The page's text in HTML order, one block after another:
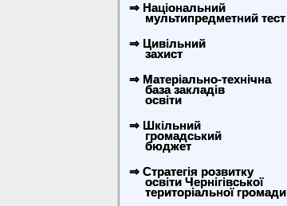
⇒ Національний
мультипредметний тест
⇒ Цивільний
захист
⇒ Матеріально-технічна
база закладів
освіти
⇒ Шкільний
громадський
бюджет
⇒ Стратегія розвитку
освіти Чернігівської
територіальної громади